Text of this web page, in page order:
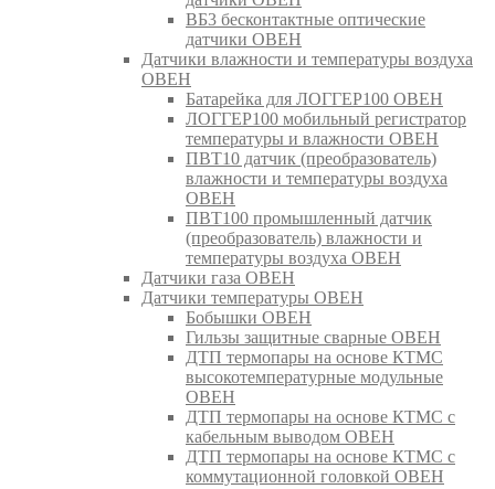
ВБ3 бесконтактные оптические
датчики ОВЕН
Датчики влажности и температуры воздуха
ОВЕН
Батарейка для ЛОГГЕР100 ОВЕН
ЛОГГЕР100 мобильный регистратор
температуры и влажности ОВЕН
ПВТ10 датчик (преобразователь)
влажности и температуры воздуха
ОВЕН
ПВТ100 промышленный датчик
(преобразователь) влажности и
температуры воздуха ОВЕН
Датчики газа ОВЕН
Датчики температуры ОВЕН
Бобышки ОВЕН
Гильзы защитные сварные ОВЕН
ДТП термопары на основе КТМС
высокотемпературные модульные
ОВЕН
ДТП термопары на основе КТМС с
кабельным выводом ОВЕН
ДТП термопары на основе КТМС с
коммутационной головкой ОВЕН